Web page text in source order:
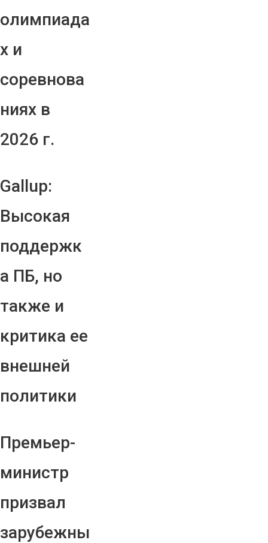
олимпиада
х и
соревнова
ниях в
2026 г.
Gallup:
Высокая
поддержк
а ПБ, но
также и
критика ее
внешней
политики
Премьер-
министр
призвал
зарубежны